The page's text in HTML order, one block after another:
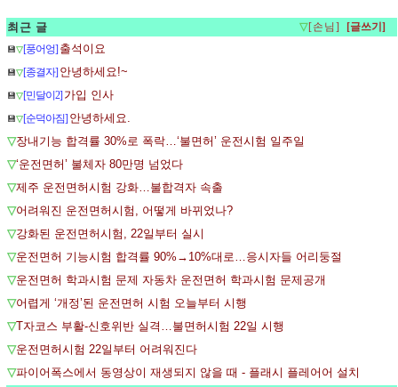
최근 글 ▽[손님]
💾▽[풍어엉] 출석이요
💾▽[종결자] 안녕하세요!~
💾▽[민달이2] 가입 인사
💾▽[순덕아짐] 안녕하세요.
▽장내기능 합격률 30%로 폭락…‘불면허’ 운전시험 일주일
▽‘운전면허’ 불체자 80만명 넘었다
▽제주 운전면허시험 강화…불합격자 속출
▽어려워진 운전면허시험, 어떻게 바뀌었나?
▽강화된 운전면허시험, 22일부터 실시
▽운전면허 기능시험 합격률 90%→10%대로…응시자들 어리둥절
▽운전면허 학과시험 문제 자동차 운전면허 학과시험 문제공개
▽어렵게 ‘개정’된 운전면허 시험 오늘부터 시행
▽T자코스 부활-신호위반 실격…불면허시험 22일 시행
▽운전면허시험 22일부터 어려워진다
▽파이어폭스에서 동영상이 재생되지 않을 때 - 플래시 플레어어 설치